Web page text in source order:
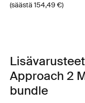
(säästä 154,49 €)
Approach 2
bundle